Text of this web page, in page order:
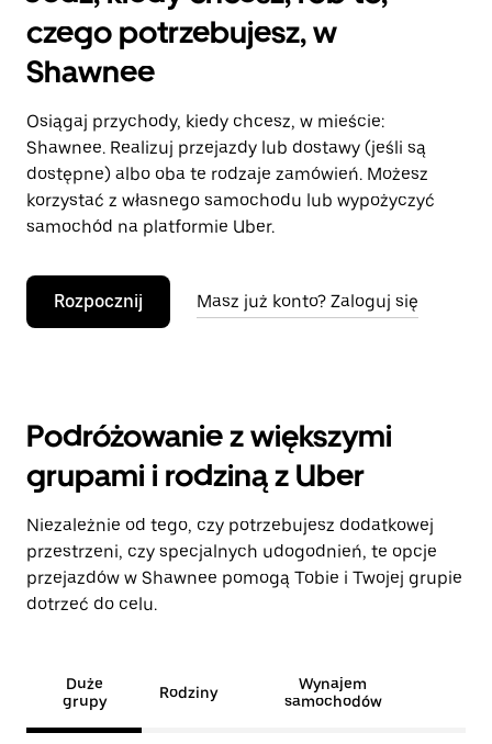
czego potrzebujesz, w
Shawnee
Osiągaj przychody, kiedy chcesz, w mieście:
Shawnee. Realizuj przejazdy lub dostawy (jeśli są
dostępne) albo oba te rodzaje zamówień. Możesz
korzystać z własnego samochodu lub wypożyczyć
samochód na platformie Uber.
Rozpocznij Masz już konto? Zaloguj się
Podróżowanie z większymi
grupami i rodziną z Uber
Niezależnie od tego, czy potrzebujesz dodatkowej
przestrzeni, czy specjalnych udogodnień, te opcje
przejazdów w Shawnee pomogą Tobie i Twojej grupie
dotrzeć do celu.
Duże
grupy
Rodziny
Wynajem
samochodów